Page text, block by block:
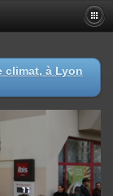
climat, à Lyon